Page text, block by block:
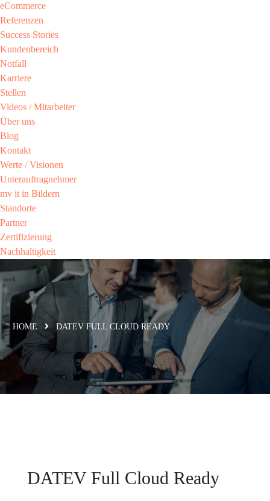
eCommerce​
Referenzen​
Success Stories​
Kundenbereich​
Notfall
Karriere​
Stellen
Videos / Mitarbeiter​
Über uns
Blog
Kontakt
Werte / Visionen ​
Unterauftragnehmer
mv it in Bildern​
Standorte
Partner​
Zertifizierung​
Nachhaltigkeit​
HOME DATEV FULL CLOUD READY
DATEV Full Cloud Ready